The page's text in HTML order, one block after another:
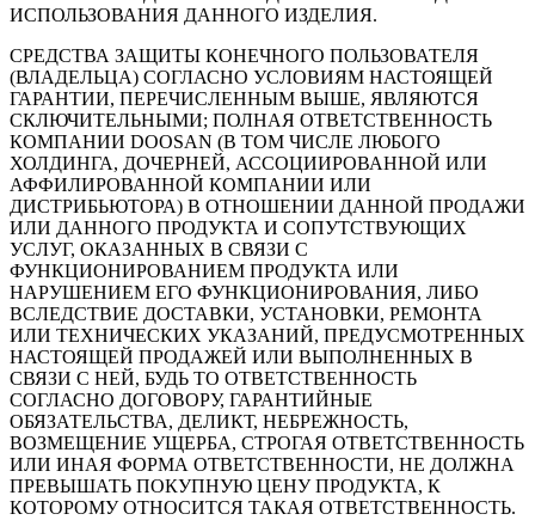
ИСПОЛЬЗОВАНИЯ ДАННОГО ИЗДЕЛИЯ.
СРЕДСТВА ЗАЩИТЫ КОНЕЧНОГО ПОЛЬЗОВАТЕЛЯ
(ВЛАДЕЛЬЦА) СОГЛАСНО УСЛОВИЯМ НАСТОЯЩЕЙ
ГАРАНТИИ, ПЕРЕЧИСЛЕННЫМ ВЫШЕ, ЯВЛЯЮТСЯ
СКЛЮЧИТЕЛЬНЫМИ; ПОЛНАЯ ОТВЕТСТВЕННОСТЬ
КОМПАНИИ DOOSAN (В ТОМ ЧИСЛЕ ЛЮБОГО
ХОЛДИНГА, ДОЧЕРНЕЙ, АССОЦИИРОВАННОЙ ИЛИ
АФФИЛИРОВАННОЙ КОМПАНИИ ИЛИ
ДИСТРИБЬЮТОРА) В ОТНОШЕНИИ ДАННОЙ ПРОДАЖИ
ИЛИ ДАННОГО ПРОДУКТА И СОПУТСТВУЮЩИХ
УСЛУГ, ОКАЗАННЫХ В СВЯЗИ С
ФУНКЦИОНИРОВАНИЕМ ПРОДУКТА ИЛИ
НАРУШЕНИЕМ ЕГО ФУНКЦИОНИРОВАНИЯ, ЛИБО
ВСЛЕДСТВИЕ ДОСТАВКИ, УСТАНОВКИ, РЕМОНТА
ИЛИ ТЕХНИЧЕСКИХ УКАЗАНИЙ, ПРЕДУСМОТРЕННЫХ
НАСТОЯЩЕЙ ПРОДАЖЕЙ ИЛИ ВЫПОЛНЕННЫХ В
СВЯЗИ С НЕЙ, БУДЬ ТО ОТВЕТСТВЕННОСТЬ
СОГЛАСНО ДОГОВОРУ, ГАРАНТИЙНЫЕ
ОБЯЗАТЕЛЬСТВА, ДЕЛИКТ, НЕБРЕЖНОСТЬ,
ВОЗМЕЩЕНИЕ УЩЕРБА, СТРОГАЯ ОТВЕТСТВЕННОСТЬ
ИЛИ ИНАЯ ФОРМА ОТВЕТСТВЕННОСТИ, НЕ ДОЛЖНА
ПРЕВЫШАТЬ ПОКУПНУЮ ЦЕНУ ПРОДУКТА, К
КОТОРОМУ ОТНОСИТСЯ ТАКАЯ ОТВЕТСТВЕННОСТЬ.